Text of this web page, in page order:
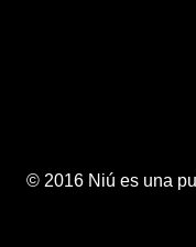
© 2016 Niú es una